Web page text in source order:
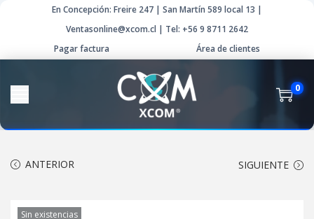
En Concepción: Freire 247 | San Martín 589 local 13 |
Ventasonline@xcom.cl | Tel: +56 9 8711 2642
Pagar factura
Área de clientes
0
ANTERIOR SIGUIENTE
Sin existencias